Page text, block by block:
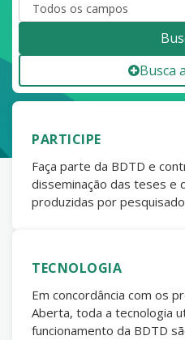
Busca
PARTICIPE
Faça parte da BDTD e
disseminação das teses e
produzidas por
TECNOLOGIA
Em concordância com os
Aberta, toda a tecnologia
funcionamento da BDTD